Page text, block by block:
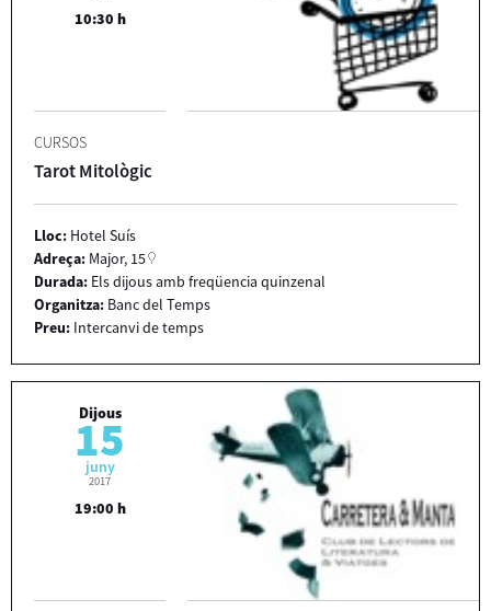
10:30 h
CURSOS
Tarot Mitològic
Lloc: Hotel Suís
Adreça: Major, 15
Durada: Els dijous amb freqüencia quinzenal
Organitza: Banc del Temps
Preu: Intercanvi de temps
Dijous
15
juny
2017
19:00 h